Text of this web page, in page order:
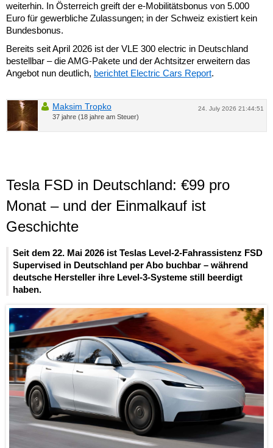
weiterhin. In Österreich greift der e-Mobilitätsbonus von 5.000
Euro für gewerbliche Zulassungen; in der Schweiz existiert kein
Bundesbonus.
Bereits seit April 2026 ist der VLE 300 electric in Deutschland
bestellbar – die AMG-Pakete und der Achtsitzer erweitern das
Angebot nun deutlich, berichtet Electric Cars Report.
24. July 2026 21:44:51
Maksim Tropko
37 jahre (18 jahre am Steuer)
Tesla FSD in Deutschland: €99 pro
Monat – und der Einmalkauf ist
Geschichte
Seit dem 22. Mai 2026 ist Teslas Level-2-Fahrassistenz FSD
Supervised in Deutschland per Abo buchbar – während
deutsche Hersteller ihre Level-3-Systeme still beerdigt
haben.